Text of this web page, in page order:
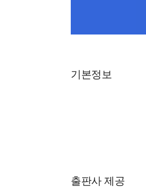
기본정보
출판사 제공